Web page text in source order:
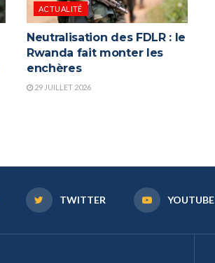
ACTUALITÉ
Neutralisation des FDLR : le
Rwanda fait monter les
enchères
29 JUILLET 2026
TWITTER YOUTUBE